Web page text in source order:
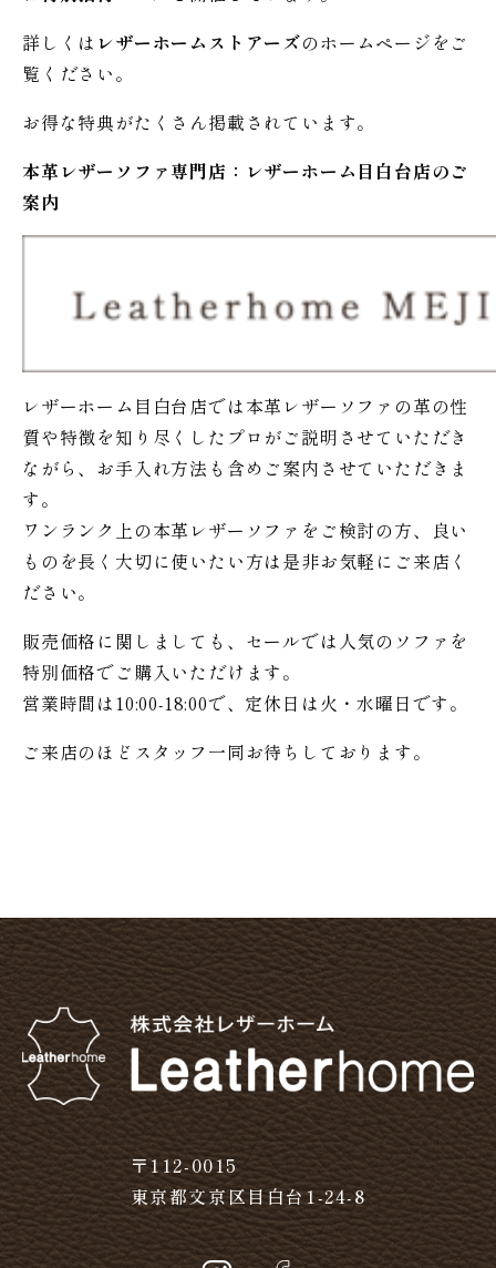
詳しくは レザーホームストアーズのホームページをご
覧ください。
お得な特典がたくさん掲載されています。
本革レザーソファ専門店：レザーホーム 目白台店のご
案内
レザーホーム目白台店では本革レザーソファの革の性
質や特徴を知り尽くしたプロがご説明させていただき
ながら、お手入れ方法も含めご案内させていただきま
す。
ワンランク上の本革レザーソファをご検討の方、良い
ものを長く大切に使いたい方は是非お気軽にご来店く
ださい。
販売価格に関しましても、セールでは人気のソファを
特別価格でご購入いただけます。
営業時間は10:00-18:00で、定休日は火・水曜日です。
ご来店のほどスタッフ一同お待ちしております。
〒112-0015
東京都文京区目白台1-24-8